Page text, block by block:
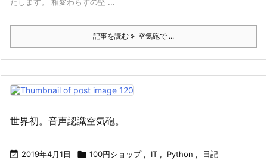
記事を読む 空気砲で ...
世界初。音声認識空気砲。
 2019年4月1日  100円ショップ , IT , Python , 日記